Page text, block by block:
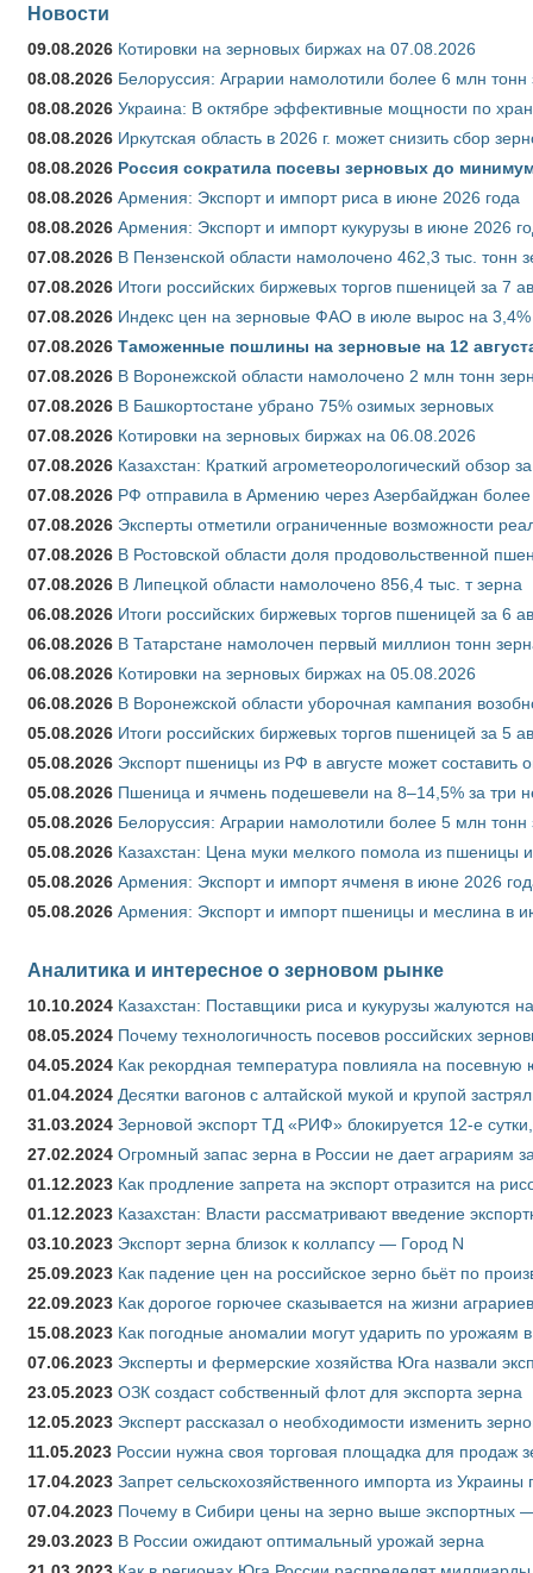
Новости
09.08.2026 Котировки на зерновых биржах на 07.08.2026
08.08.2026 Белоруссия: Аграрии намолотили более 6 млн тонн
08.08.2026 Украина: В октябре эффективные мощности по
08.08.2026 Иркутская область в 2026 г. может снизить сбор
08.08.2026 Россия сократила посевы зерновых до
08.08.2026 Армения: Экспорт и импорт риса в июне 2026 года
08.08.2026 Армения: Экспорт и импорт кукурузы в июне 2026
07.08.2026 В Пензенской области намолочено 462,3 тыс. тонн
07.08.2026 Итоги российских биржевых торгов пшеницей за 7
07.08.2026 Индекс цен на зерновые ФАО в июле вырос на 3,4%
07.08.2026 Таможенные пошлины на зерновые на 12
07.08.2026 В Воронежской области намолочено 2 млн тонн
07.08.2026 В Башкортостане убрано 75% озимых зерновых
07.08.2026 Котировки на зерновых биржах на 06.08.2026
07.08.2026 Казахстан: Краткий агрометеорологический обзор
07.08.2026 РФ отправила в Армению через Азербайджан более
07.08.2026 Эксперты отметили ограниченные возможности
07.08.2026 В Ростовской области доля продовольственной
07.08.2026 В Липецкой области намолочено 856,4 тыс. т зерна
06.08.2026 Итоги российских биржевых торгов пшеницей за 6
06.08.2026 В Татарстане намолочен первый миллион тонн
06.08.2026 Котировки на зерновых биржах на 05.08.2026
06.08.2026 В Воронежской области уборочная кампания
05.08.2026 Итоги российских биржевых торгов пшеницей за 5
05.08.2026 Экспорт пшеницы из РФ в августе может составить
05.08.2026 Пшеница и ячмень подешевели на 8–14,5% за три
05.08.2026 Белоруссия: Аграрии намолотили более 5 млн тонн
05.08.2026 Казахстан: Цена муки мелкого помола из пшеницы
05.08.2026 Армения: Экспорт и импорт ячменя в июне 2026
05.08.2026 Армения: Экспорт и импорт пшеницы и меслина в
Аналитика и интересное о зерновом рынке
10.10.2024 Казахстан: Поставщики риса и кукурузы жалуются
08.05.2024 Почему технологичность посевов российских
04.05.2024 Как рекордная температура повлияла на
01.04.2024 Десятки вагонов с алтайской мукой и крупой
31.03.2024 Зерновой экспорт ТД «РИФ» блокируется 12-е
27.02.2024 Огромный запас зерна в России не дает аграриям
01.12.2023 Как продление запрета на экспорт отразится на
01.12.2023 Казахстан: Власти рассматривают введение
03.10.2023 Экспорт зерна близок к коллапсу — Город N
25.09.2023 Как падение цен на российское зерно бьёт по
22.09.2023 Как дорогое горючее сказывается на жизни аграриев
15.08.2023 Как погодные аномалии могут ударить по урожаям
07.06.2023 Эксперты и фермерские хозяйства Юга назвали
23.05.2023 ОЗК создаст собственный флот для экспорта зерна
12.05.2023 Эксперт рассказал о необходимости изменить
11.05.2023 России нужна своя торговая площадка для продаж
17.04.2023 Запрет сельскохозяйственного импорта из
07.04.2023 Почему в Сибири цены на зерно выше экспортных
29.03.2023 В России ожидают оптимальный урожай зерна